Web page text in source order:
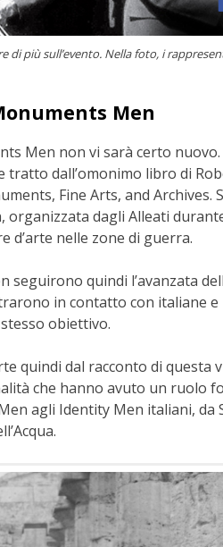
di più sull’evento. Nella foto, i
Men
Men non vi sarà certo
tratto dall’omonimo libro di
Fine Arts, and
organizzata dagli Alleati
d’arte nelle zone di guerra.
seguirono quindi l’avanzata
in contatto con italiane
obiettivo.
quindi dal racconto di questa
che hanno avuto un ruolo
agli Identity Men italiani, da